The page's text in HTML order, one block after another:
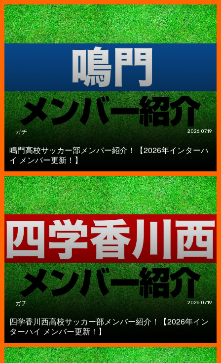
ガチ 2026.07.19
鳴門高校サッカー部メンバー紹介！【2026年インターハ
イ メンバー更新！】
ガチ 2026.07.19
四学香川西高校サッカー部メンバー紹介！【2026年イン
ターハイ メンバー更新！】